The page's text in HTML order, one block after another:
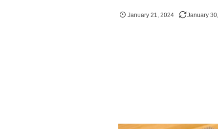
January 21 ,2024 January 30,